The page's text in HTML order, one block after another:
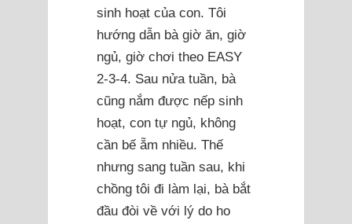
sinh hoạt của con. Tôi
hướng dẫn bà giờ ăn, giờ
ngủ, giờ chơi theo EASY
2-3-4. Sau nửa tuần, bà
cũng nắm được nếp sinh
hoạt, con tự ngủ, không
cần bế ẵm nhiều. Thế
nhưng sang tuần sau, khi
chồng tôi đi làm lại, bà bắt
đầu đòi về với lý do ho